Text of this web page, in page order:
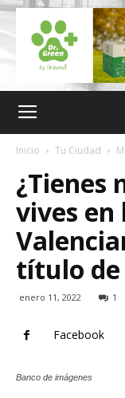
Inicio Tu Ciudad
¿Tienes
vives
título de
enero 11, 2022 1
Facebook
Banco de imágenes